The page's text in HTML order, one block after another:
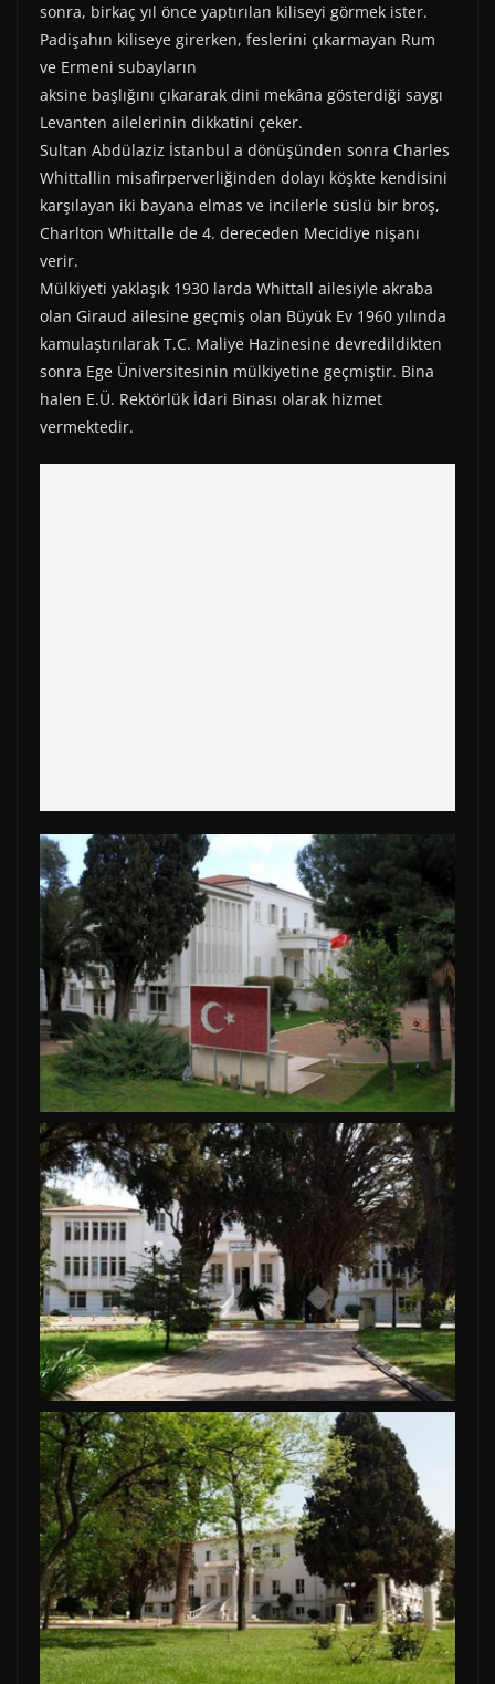
sonra, birkaç yıl önce yaptırılan kiliseyi görmek ister.
Padişahın kiliseye girerken, feslerini çıkarmayan Rum
ve Ermeni subayların
aksine başlığını çıkararak dini mekâna gösterdiği saygı
Levanten ailelerinin dikkatini çeker.
Sultan Abdülaziz İstanbul a dönüşünden sonra Charles
Whittallin misafirperverliğinden dolayı köşkte kendisini
karşılayan iki bayana elmas ve incilerle süslü bir broş,
Charlton Whittalle de 4. dereceden Mecidiye nişanı
verir.
Mülkiyeti yaklaşık 1930 larda Whittall ailesiyle akraba
olan Giraud ailesine geçmiş olan Büyük Ev 1960 yılında
kamulaştırılarak T.C. Maliye Hazinesine devredildikten
sonra Ege Üniversitesinin mülkiyetine geçmiştir. Bina
halen E.Ü. Rektörlük İdari Binası olarak hizmet
vermektedir.